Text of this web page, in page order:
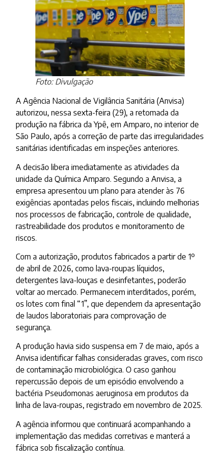
Foto: Divulgação
A Agência Nacional de Vigilância Sanitária (Anvisa)
autorizou, nessa sexta-feira (29), a retomada da
produção na fábrica da Ypê, em Amparo, no interior de
São Paulo, após a correção de parte das irregularidades
sanitárias identificadas em inspeções anteriores.
A decisão libera imediatamente as atividades da
unidade da Química Amparo. Segundo a Anvisa, a
empresa apresentou um plano para atender às 76
exigências apontadas pelos fiscais, incluindo melhorias
nos processos de fabricação, controle de qualidade,
rastreabilidade dos produtos e monitoramento de
riscos.
Com a autorização, produtos fabricados a partir de 1º
de abril de 2026, como lava-roupas líquidos,
detergentes lava-louças e desinfetantes, poderão
voltar ao mercado. Permanecem interditados, porém,
os lotes com final “1”, que dependem da apresentação
de laudos laboratoriais para comprovação de
segurança.
A produção havia sido suspensa em 7 de maio, após a
Anvisa identificar falhas consideradas graves, com risco
de contaminação microbiológica. O caso ganhou
repercussão depois de um episódio envolvendo a
bactéria Pseudomonas aeruginosa em produtos da
linha de lava-roupas, registrado em novembro de 2025.
A agência informou que continuará acompanhando a
implementação das medidas corretivas e manterá a
fábrica sob fiscalização contínua.